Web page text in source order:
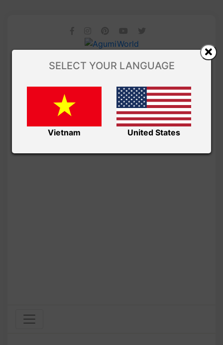
SELECT YOUR LANGUAGE
Vietnam United States